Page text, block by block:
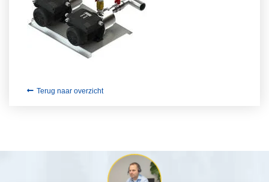
Terug naar overzicht